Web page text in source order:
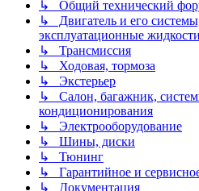
↳ Общий технический
↳ Двигатель и его
эксплуатационные жидкости
↳ Трансмиссия
↳ Ходовая, тормоза
↳ Экстерьер
↳ Салон, багажник,
кондиционирования
↳ Электрооборудование
↳ Шины, диски
↳ Тюнинг
↳ Гарантийное и
↳ Документация